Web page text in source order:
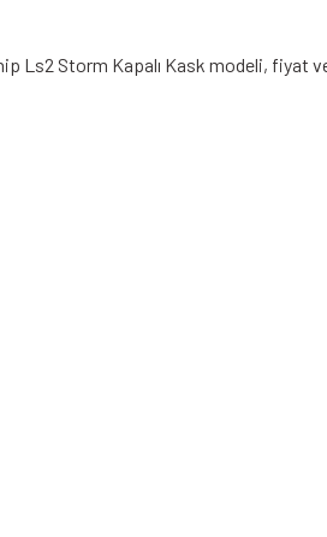
Ls2 Storm Kapalı Kask modeli, fiyat